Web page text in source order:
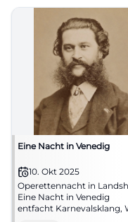
Eine Nacht in Venedig
10. Okt 2025
Operettennacht in
Eine Nacht in Venedig
entfacht Karnevalsklang,